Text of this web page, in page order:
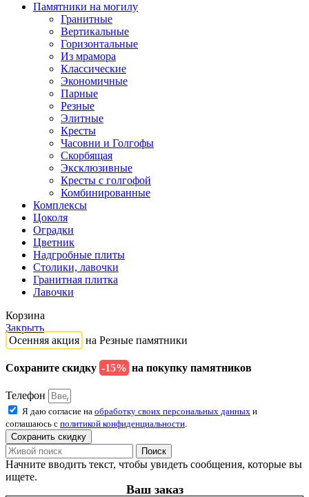
Памятники на могилу
Гранитные
Вертикальные
Горизонтальные
Из мрамора
Классические
Экономичные
Парные
Резные
Элитные
Кресты
Часовни и Голгофы
Скорбящая
Эксклюзивные
Кресты с голгофой
Комбинированные
Комплексы
Цоколя
Оградки
Цветник
Надгробные плиты
Столики, лавочки
Гранитная плитка
Лавочки
Корзина
Закрыть
Осенняя акция на Резные памятники
Сохраните скидку -15% на покупку памятников
Телефон
Я даю согласие на обработку своих персональных данных и
соглашаюсь с политикой конфиденциальности
Сохранить скидку
Поиск
Начните вводить текст, чтобы увидеть сообщения, которые вы
ищете.
Ваш заказ